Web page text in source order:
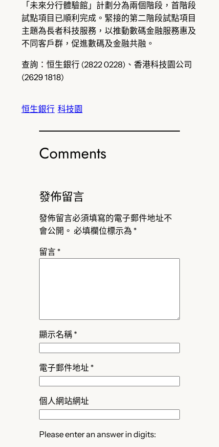
「未來分行體驗館」計劃分為兩個階段，首階段
試點項目已順利完成。緊接的第二階段試點項目
主題為長者科技服務，以推動數碼金融服務惠及
不同客戶群，促進數碼及金融共融。
查詢：恒生銀行 (2822 0228)、香港科技園公司
(2629 1818)
恒生銀行 科技園
Comments
發佈留言
發佈留言必須填寫的電子郵件地址不
會公開。 必填欄位標示為 *
留言 *
顯示名稱 *
電子郵件地址 *
個人網站網址
Please enter an answer in digits: